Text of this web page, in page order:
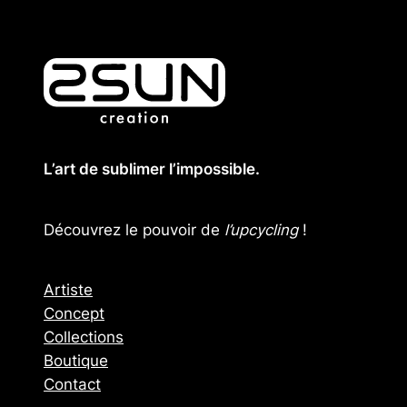
L’art de sublimer l’impossible.
Découvrez le pouvoir de l’upcycling!
Artiste
Concept
Collections
Boutique
Contact